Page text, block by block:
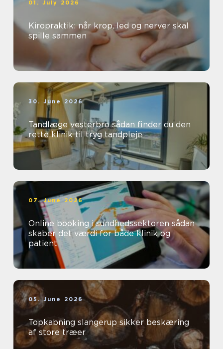
01. July 2026
Kiropraktik: når krop, led og nerver skal
spille sammen
30. June 2026
Tandlæge vesterbro sådan finder du den
rette klinik til tryg tandpleje
07. June 2026
Online booking i sundhedssektoren sådan
skaber det værdi for både klinik og
patient
05. June 2026
Topkabning slangerup sikker beskæring
af store træer